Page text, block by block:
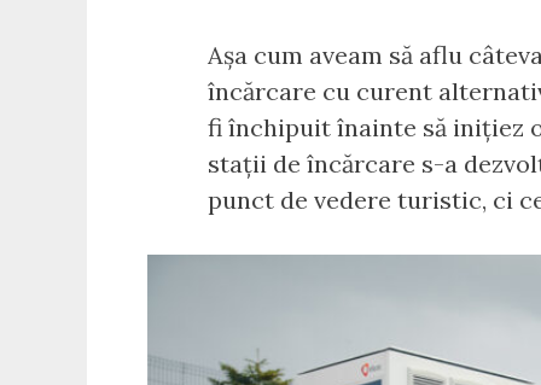
Așa cum aveam să aflu
încărcare cu curent
fi închipuit înainte să inițiez
stații de încărcare s-a
punct de vedere turistic, ci